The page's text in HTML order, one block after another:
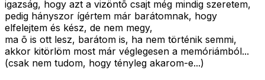
igazság, hogy azt a vizöntõ csajt még mindig szeretem,
pedig hányszor ígértem már barátomnak, hogy
elfelejtem és kész, de nem megy,
ma õ is ott lesz, barátom is, ha nem történik semmi,
akkor kitörlöm most már véglegesen a memóriámból...
(csak nem tudom, hogy tényleg akarom-e...)